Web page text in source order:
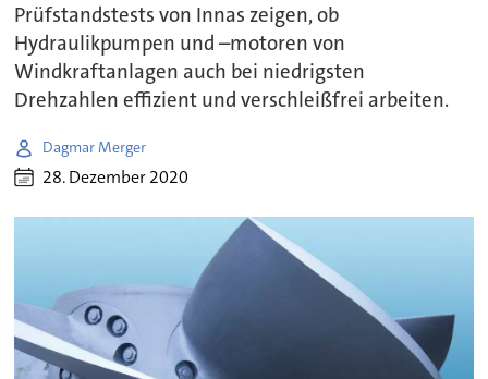
Prüfstandstests von Innas zeigen, ob
Hydraulikpumpen und –motoren von
Windkraftanlagen auch bei niedrigsten
Drehzahlen effizient und verschleißfrei arbeiten.
Dagmar Merger
28. Dezember 2020